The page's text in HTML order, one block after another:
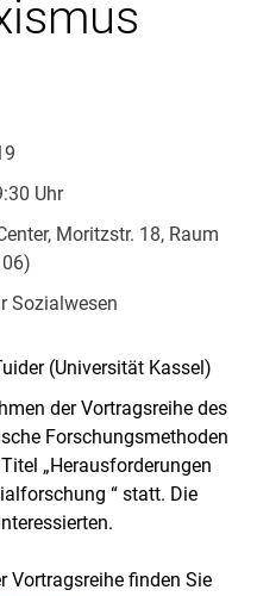
Uhr
Moritzstr. 18, Raum
Sozialwesen
(Universität Kassel)
der Vortragsreihe des
Forschungsmethoden
„Herausforderungen
“ statt. Die
Vortragsreihe finden Sie